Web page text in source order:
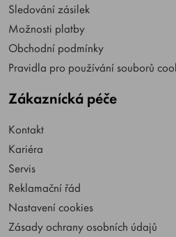
Sledování zásilek
Možnosti platby
Obchodní podmínky
Pravidla pro používání souborů
Zákaznícká péče
Kontakt
Kariéra
Servis
Reklamační řád
Nastavení cookies
Zásady ochrany osobních údajů